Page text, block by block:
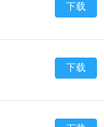
下载
下载